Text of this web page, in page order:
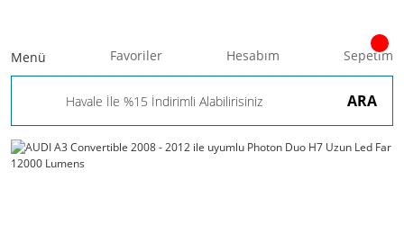
ARA
Menü Favoriler Hesabım Sepetim